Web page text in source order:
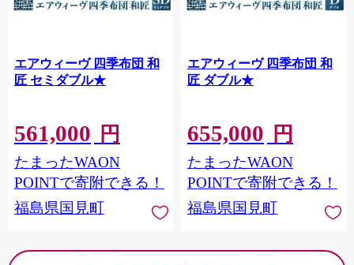
エアウィーヴ 四季布団 和
匠 セミダブル★
561,000 円
たまったWAON
POINTで寄附できる！
福島県国見町
エアウィーヴ 四季布団 和
匠 ダブル★
655,000 円
たまったWAON
POINTで寄附できる！
福島県国見町